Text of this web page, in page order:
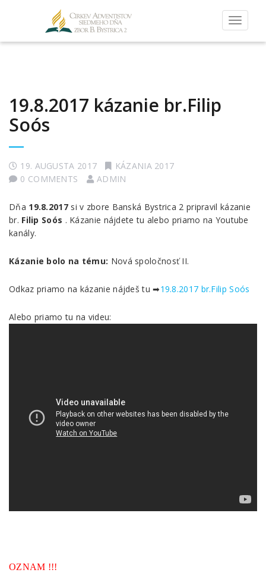
Toggle
19.8.2017 kázanie br.Filip
Soós
19. AUGUSTA 2017
KÁZANIA 2017
0 COMMENTS
ADMIN
Dňa 19.8.2017 si v zbore Banská Bystrica 2 pripravil kázanie
br. Filip Soós . Kázanie nájdete tu alebo priamo na Youtube
kanály.
Kázanie bolo na tému: Nová spoločnosť II.
Odkaz priamo na kázanie nájdeš tu ➡19.8.2017 br.Filip Soós
Alebo priamo tu na videu:
OZNAM !!!